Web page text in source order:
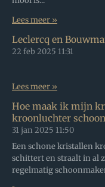
Lees meer »
Leclercq en
22 feb 2025 11:31
Lees meer »
Hoe maak ik mijn
kroonluchter schoon
31 jan 2025 11:50
Een schone kristallen
schittert en straalt in al
regelmatig